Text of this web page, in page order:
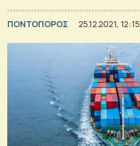
ΠΟΝΤΟΠΟΡΟΣ 25.12.2021, 12:15